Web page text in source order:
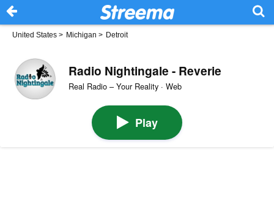
United States > Michigan > Detroit
Radio Nightingale - Reverie
Real Radio – Your Reality · Web
Play